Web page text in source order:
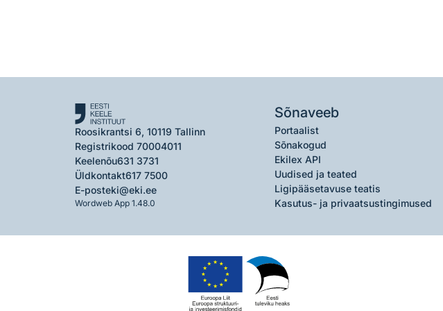
Roosikrantsi 6, 10119 Tallinn
Registrikood 70004011
Keelenõu631 3731
Üldkontakt617 7500
E-posteki@eki.ee
Wordweb App 1.48.0
Sõnaveeb
Portaalist
Sõnakogud
Ekilex API
Uudised ja teated
Ligipääsetavuse teatis
Kasutus- ja privaatsustingimused